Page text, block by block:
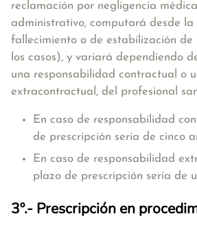
reclamación por negligencia
administrativo, computará desde la
fallecimiento o de estabilización de
los casos), y variará dependiendo
una responsabilidad contractual o
extracontractual, del profesional
En caso de responsabilidad
de prescripción sería de cinco
En caso de responsabilidad
plazo de prescripción sería de
3º.- Prescripción en